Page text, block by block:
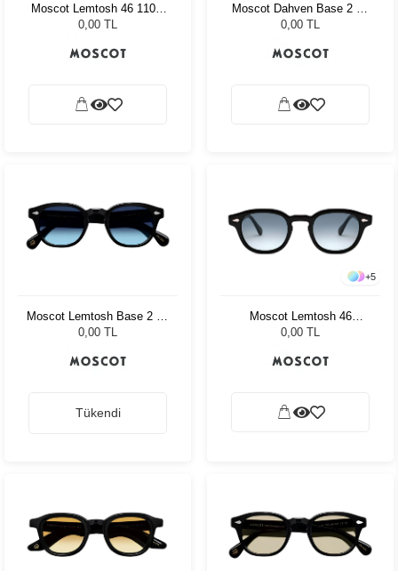
Moscot Lemtosh 46 110 Ii
Blue Celebrity Blue
0,00 TL
Moscot Dahven Base 2 47
Black Denim Blue
0,00 TL
Moscot Lemtosh Base 2 46
Black Denim Blue
0,00 TL
Tükendi
+5
Moscot Lemtosh 46
Tortoise American Grey
Fade
0,00 TL